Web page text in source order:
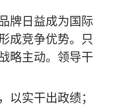
牌日益成为国际
成竞争优势。只
略主动。领导干
实干出政绩；